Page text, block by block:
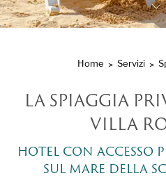
Home Servizi
LA SPIAGGIA
VILLA
HOTEL CON ACCESSO
SUL MARE DELLA